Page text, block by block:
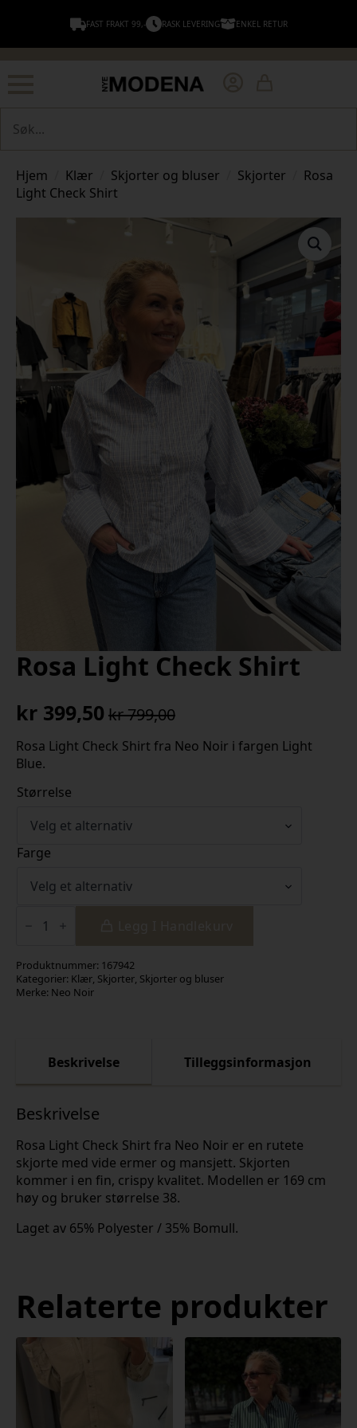
FAST FRAKT 99,- RASK LEVERING ENKEL RETUR
Hjem Klær Skjorter og bluser Skjorter
Rosa
Light Check Shirt
Rosa Light Check Shirt
kr799,00
Opprinnelig
pris
var:
kr 799,00.
kr 399,50
Nåværende
pris
er:
kr 399,50.
Rosa Light Check Shirt fra Neo Noir i fargen Light
Blue.
Størrelse
Farge
Light
antall
Produktnummer: 167942
Kategorier: Klær, Skjorter, Skjorter og bluser
Merke: Neo Noir
Beskrivelse Tilleggsinformasjon
Beskrivelse
Rosa Light Check Shirt fra Neo Noir er en rutete
skjorte med vide ermer og mansjett. Skjorten
kommer i en fin, crispy kvalitet. Modellen er 169 cm
høy og bruker størrelse 38.
Laget av 65% Polyester / 35% Bomull.
Relaterte produkter